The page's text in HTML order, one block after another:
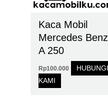
Kaca Mobil
Mercedes Benz
A 250
Rp100.000
HUBUNGI
KAMI